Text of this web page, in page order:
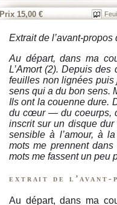
Prix 15,00 €
Extrait de l’avant-propos
Au départ, dans ma
L’Amort (2). Depuis
feuilles non lignées
sens qui a du bon sens.
Ils ont la couenne dure.
du cœur — du coeurps,
inscrit sur un disque
sensible à l’amour, à
mots me prennent
mots me fassent un peu
extrait de l’avant-
Au départ, dans ma